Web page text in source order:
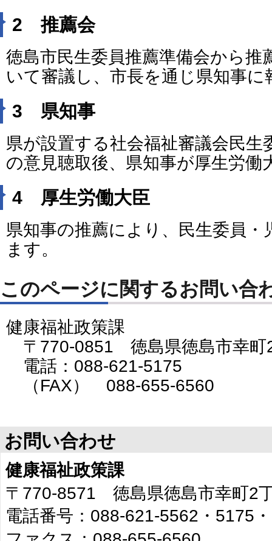
2 推薦会
徳島市民生委員推薦準備会から推
いて審議し、市長を通じ県知事に
3 県知事
県が設置する社会福祉審議会民生
の意見聴取後、県知事が厚生労働
4 厚生労働大臣
県知事の推薦により、民生委員・
ます。
このページに関するお問い合
健康福祉政策課
〒770-0851 徳島県徳島市幸町
電話：088-621-5175
（FAX） 088-655-6560
お問い合わせ
健康福祉政策課
〒770-8571 徳島県徳島市幸町2
電話番号：088-621-5562・5175